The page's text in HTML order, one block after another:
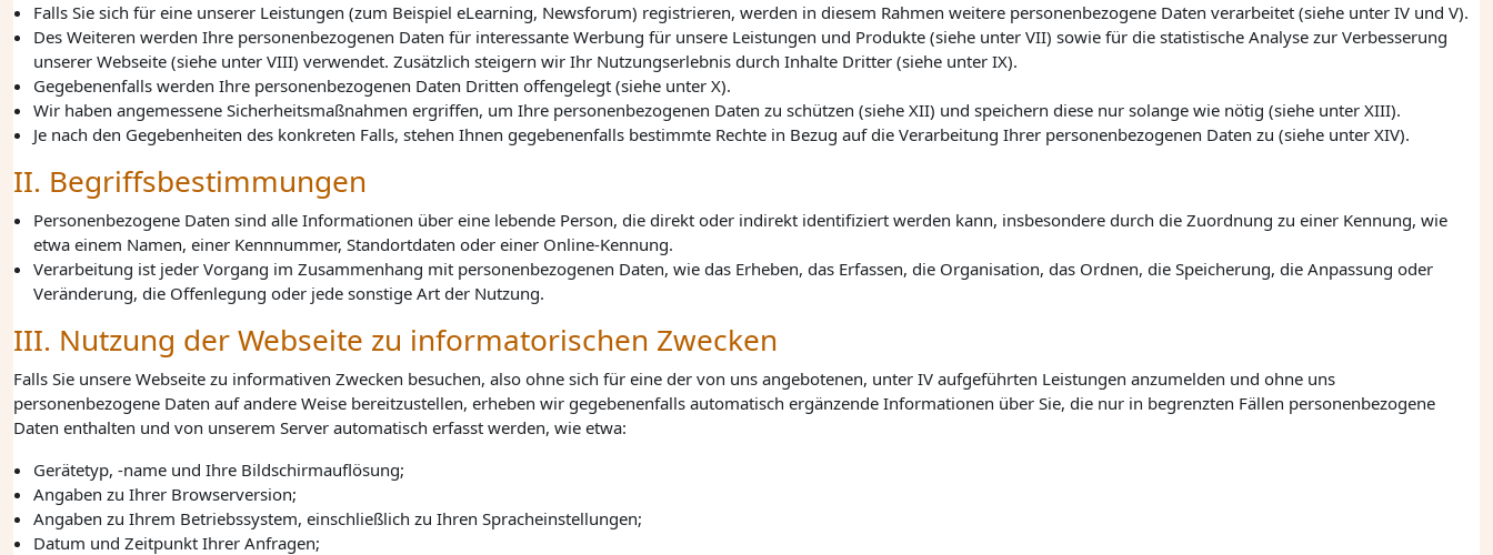
Falls Sie sich für eine unserer Leistungen (zum Beispiel eLearning, Newsforum) registrieren, werden in diesem Rahmen weitere personenbezogene Daten verarbeitet (siehe unter IV und V).
Des Weiteren werden Ihre personenbezogenen Daten für interessante Werbung für unsere Leistungen und Produkte (siehe unter VII) sowie für die statistische Analyse zur Verbesserung
unserer Webseite (siehe unter VIII) verwendet. Zusätzlich steigern wir Ihr Nutzungserlebnis durch Inhalte Dritter (siehe unter IX).
Gegebenenfalls werden Ihre personenbezogenen Daten Dritten offengelegt (siehe unter X).
Wir haben angemessene Sicherheitsmaßnahmen ergriffen, um Ihre personenbezogenen Daten zu schützen (siehe XII) und speichern diese nur solange wie nötig (siehe unter XIII).
Je nach den Gegebenheiten des konkreten Falls, stehen Ihnen gegebenenfalls bestimmte Rechte in Bezug auf die Verarbeitung Ihrer personenbezogenen Daten zu (siehe unter XIV).
II. Begriffsbestimmungen
Personenbezogene Daten sind alle Informationen über eine lebende Person, die direkt oder indirekt identifiziert werden kann, insbesondere durch die Zuordnung zu einer Kennung, wie
etwa einem Namen, einer Kennnummer, Standortdaten oder einer Online-Kennung.
Verarbeitung ist jeder Vorgang im Zusammenhang mit personenbezogenen Daten, wie das Erheben, das Erfassen, die Organisation, das Ordnen, die Speicherung, die Anpassung oder
Veränderung, die Offenlegung oder jede sonstige Art der Nutzung.
III. Nutzung der Webseite zu informatorischen Zwecken
Falls Sie unsere Webseite zu informativen Zwecken besuchen, also ohne sich für eine der von uns angebotenen, unter IV aufgeführten Leistungen anzumelden und ohne uns
personenbezogene Daten auf andere Weise bereitzustellen, erheben wir gegebenenfalls automatisch ergänzende Informationen über Sie, die nur in begrenzten Fällen personenbezogene
Daten enthalten und von unserem Server automatisch erfasst werden, wie etwa:
Gerätetyp, -name und Ihre Bildschirmauflösung;
Angaben zu Ihrer Browserversion;
Angaben zu Ihrem Betriebssystem, einschließlich zu Ihren Spracheinstellungen;
Datum und Zeitpunkt Ihrer Anfragen;